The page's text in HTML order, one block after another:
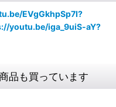
EVgGkhpSp7I?
youtu.be/iga_9uiS-aY?
品も買っています